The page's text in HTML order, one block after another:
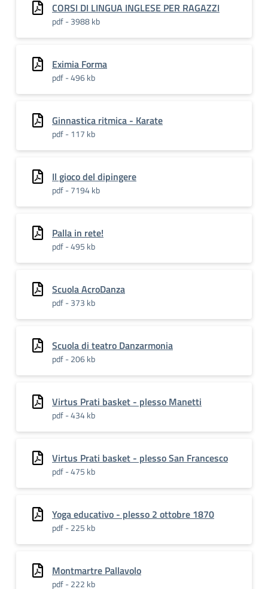
CORSI DI LINGUA INGLESE PER RAGAZZI
pdf - 3988 kb
Eximia Forma
pdf - 496 kb
Ginnastica ritmica - Karate
pdf - 117 kb
Il gioco del dipingere
pdf - 7194 kb
Palla in rete!
pdf - 495 kb
Scuola AcroDanza
pdf - 373 kb
Scuola di teatro Danzarmonia
pdf - 206 kb
Virtus Prati basket - plesso Manetti
pdf - 434 kb
Virtus Prati basket - plesso San Francesco
pdf - 475 kb
Yoga educativo - plesso 2 ottobre 1870
pdf - 225 kb
Montmartre Pallavolo
pdf - 222 kb